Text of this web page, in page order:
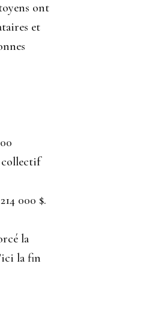
ont
et
collectif
000 $.
la
la fin